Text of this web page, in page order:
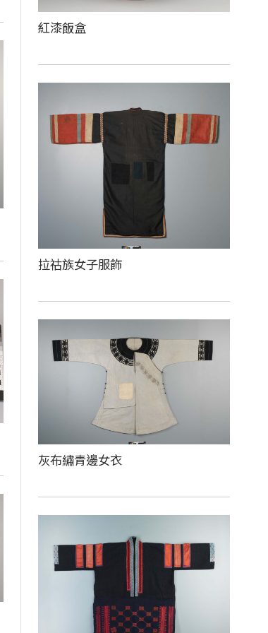
紅漆飯盒
拉祜族女子服飾
灰布繡青邊女衣